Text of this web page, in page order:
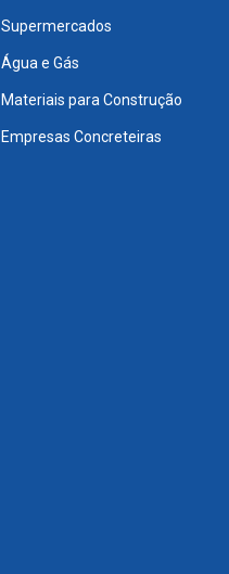
Supermercados
Água e Gás
Materiais para Construção
Empresas Concreteiras